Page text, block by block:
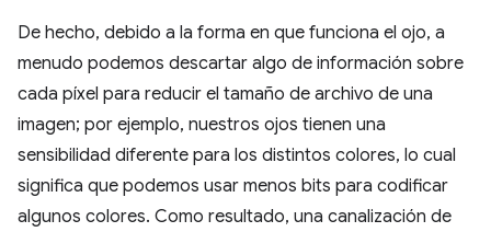
De hecho, debido a la forma en que funciona el ojo, a
menudo podemos descartar algo de información sobre
cada píxel para reducir el tamaño de archivo de una
imagen; por ejemplo, nuestros ojos tienen una
sensibilidad diferente para los distintos colores, lo cual
significa que podemos usar menos bits para codificar
algunos colores. Como resultado, una canalización de